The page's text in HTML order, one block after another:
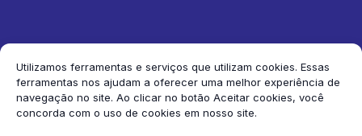
Utilizamos ferramentas e serviços que utilizam cookies. Essas
ferramentas nos ajudam a oferecer uma melhor experiência de
navegação no site. Ao clicar no botão Aceitar cookies, você
concorda com o uso de cookies em nosso site.
2026 Jornal de Corupá. Todos os direitos reservados.